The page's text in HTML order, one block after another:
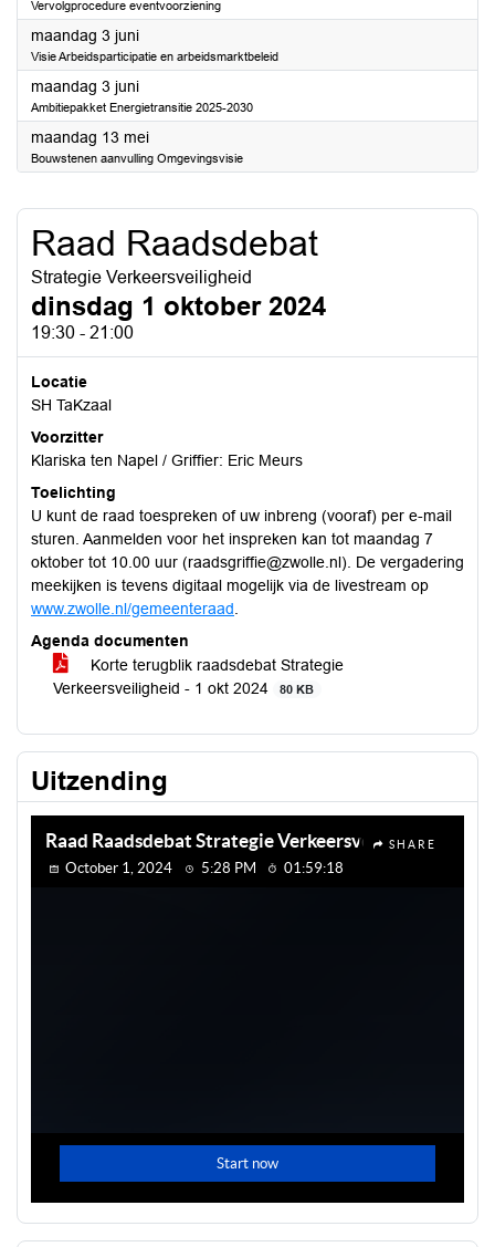
Vervolgprocedure eventvoorziening
maandag 3 juni2024
Visie Arbeidsparticipatie en arbeidsmarktbeleid
maandag 3 juni2024
Ambitiepakket Energietransitie 2025-2030
maandag 13 mei2024
Bouwstenen aanvulling Omgevingsvisie
Raad Raadsdebat
Strategie Verkeersveiligheid
dinsdag 1 oktober 2024
19:30 - 21:00
Locatie
SH TaKzaal
Voorzitter
Klariska ten Napel / Griffier: Eric Meurs
Toelichting
U kunt de raad toespreken of uw inbreng (vooraf) per e-mail
sturen. Aanmelden voor het inspreken kan tot maandag 7
oktober tot 10.00 uur (raadsgriffie@zwolle.nl). De vergadering
meekijken is tevens digitaal mogelijk via de livestream op
www.zwolle.nl/gemeenteraad
Agenda documenten
Korte terugblik raadsdebat Strategie
Verkeersveiligheid - 1 okt 2024
80 KB
Uitzending